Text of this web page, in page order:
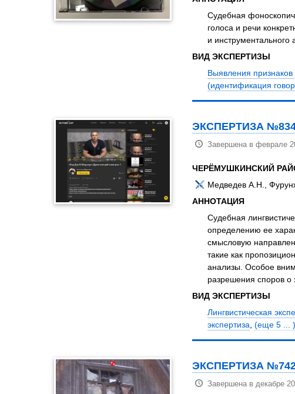
Судебная
голоса и речи
и инструментального
ВИД ЭКСПЕРТИЗЫ
Выявления
(идентификация
ЭКСПЕРТИЗА
Завершена в феврале
ЧЕРЁМУШКИНСКИЙ
Медведев А.Н.,
АННОТАЦИЯ
Судебная
определению ее
смысловую
такие как
анализы. Особое
разрешения споров о
ВИД ЭКСПЕРТИЗЫ
Лингвистическая
экспертиза, (еще 5 ... )
ЭКСПЕРТИЗА
Завершена в декабре